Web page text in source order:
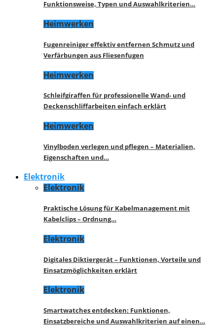
Funktionsweise, Typen und Auswahlkriterien…
Heimwerken
Fugenreiniger effektiv entfernen Schmutz und
Verfärbungen aus Fliesenfugen
Heimwerken
Schleifgiraffen für professionelle Wand- und
Deckenschliffarbeiten einfach erklärt
Heimwerken
Vinylboden verlegen und pflegen – Materialien,
Eigenschaften und…
Elektronik
Elektronik
Praktische Lösung für Kabelmanagement mit
Kabelclips – Ordnung…
Elektronik
Digitales Diktiergerät – Funktionen, Vorteile und
Einsatzmöglichkeiten erklärt
Elektronik
Smartwatches entdecken: Funktionen,
Einsatzbereiche und Auswahlkriterien auf einen…